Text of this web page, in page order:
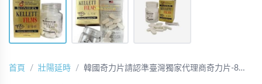
首頁 壯陽延時 韓國奇力片請認準臺灣獨家代理商奇力片-8…